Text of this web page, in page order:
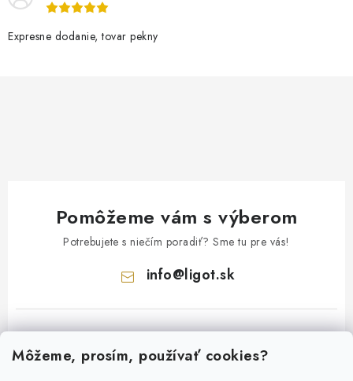
Môžeme, prosím, používať cookies?
Expresne dodanie, tovar pekny
Pomôžeme vám s výberom
Potrebujete s niečím poradiť? Sme tu pre vás!
info@ligot.sk